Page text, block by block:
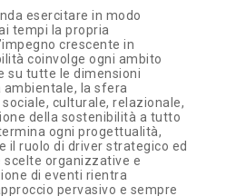
esercitare in modo
tempi la propria
crescente in
coinvolge ogni ambito
su tutte le dimensioni
ambientale, la sfera
culturale, relazionale,
della sostenibilità a tutto
ogni progettualità,
il ruolo di driver strategico ed
organizzative e
di eventi rientra
pervasivo e sempre